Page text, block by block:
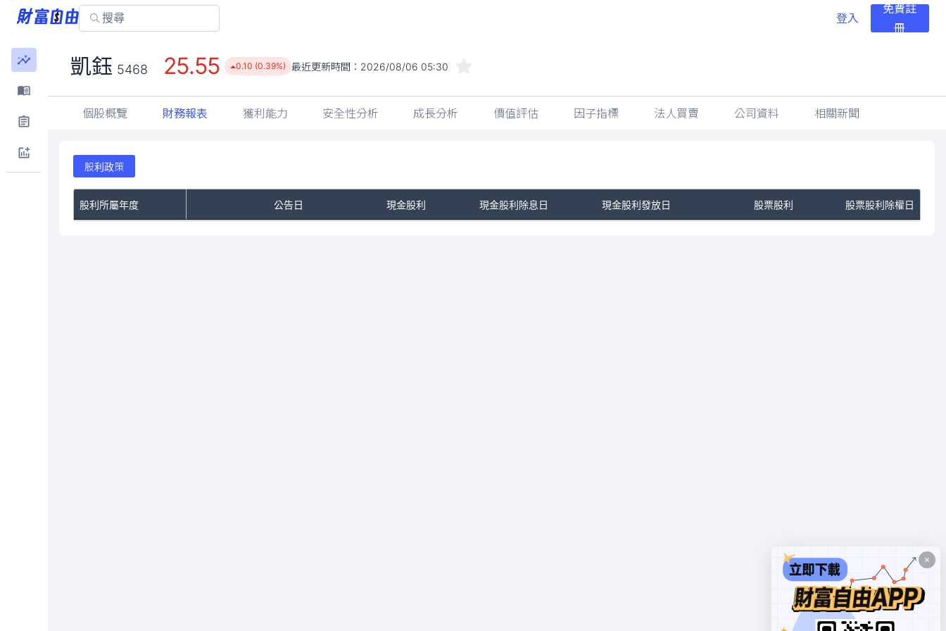
登入
免費註
冊
凱鈺 5468 25.55 0.10 (0.39%) 最近更新時間： 2026/08/06 05:30
個股概覽 財務報表 獲利能力 安全性分析 成長分析 價值評估 因子指標 法人買賣 公司資料 相關新聞
股利政策
股利所屬年度 公告日 現金股利 現金股利除息日 現金股利發放日 股票股利 股票股利除權日